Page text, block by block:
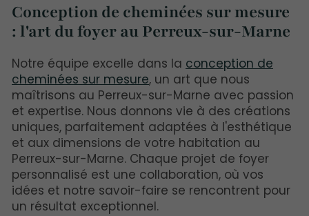
Conception de cheminées sur mesure
: l'art du foyer au Perreux-sur-Marne
Notre équipe excelle dans la conception de
cheminées sur mesure, un art que nous
maîtrisons au Perreux-sur-Marne avec passion
et expertise. Nous donnons vie à des créations
uniques, parfaitement adaptées à l'esthétique
et aux dimensions de votre habitation au
Perreux-sur-Marne. Chaque projet de foyer
personnalisé est une collaboration, où vos
idées et notre savoir-faire se rencontrent pour
un résultat exceptionnel.